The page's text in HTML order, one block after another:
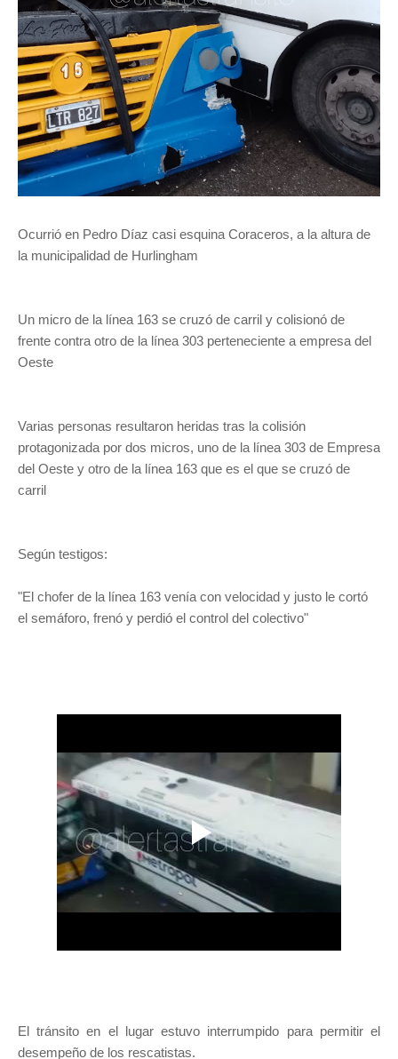
Ocurrió en Pedro Díaz casi esquina Coraceros, a la altura de
la municipalidad de Hurlingham
Un micro de la línea 163 se cruzó de carril y colisionó de
frente contra otro de la línea 303 perteneciente a empresa del
Oeste
Varias personas resultaron heridas tras la colisión
protagonizada por dos micros, uno de la línea 303 de Empresa
del Oeste y otro de la línea 163 que es el que se cruzó de
carril
Según testigos:
"El chofer de la línea 163 venía con velocidad y justo le cortó
el semáforo, frenó y perdió el control del colectivo"
El tránsito en el lugar estuvo interrumpido para permitir el
desempeño de los rescatistas.